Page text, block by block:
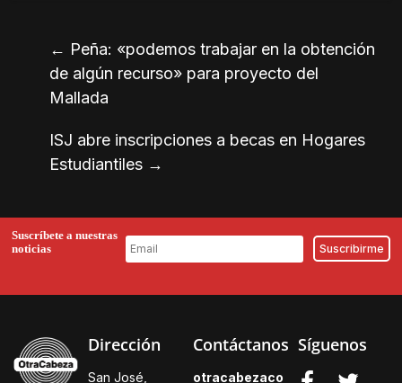
← Peña: «podemos trabajar en la obtención
de algún recurso» para proyecto del
Mallada
ISJ abre inscripciones a becas en Hogares
Estudiantiles →
Suscríbete a nuestras
noticias
Dirección
San José,
Contáctanos
otracabezaco
Síguenos